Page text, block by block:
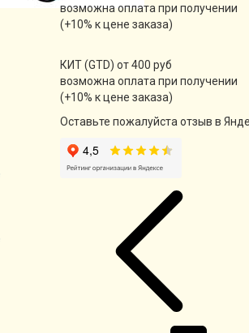
возможна оплата при получении
(+10% к цене заказа)
КИТ (GTD) от 400 руб
возможна оплата при получении
(+10% к цене заказа)
Оставьте пожалуйста отзыв в